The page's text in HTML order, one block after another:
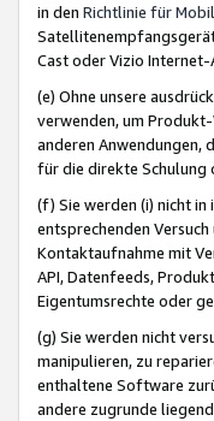
in den Richtlinie für
Cast oder Vizio Internet-
(e) Ohne unsere
verwenden, um
anderen Anwendungen,
für die direkte Schulung
(f) Sie werden (i) nicht in
entsprechenden
Kontaktaufnahme mit
API, Datenfeeds,
Eigentumsrechte oder
(g) Sie werden nicht
manipulieren, zu
enthaltene Software
andere zugrunde